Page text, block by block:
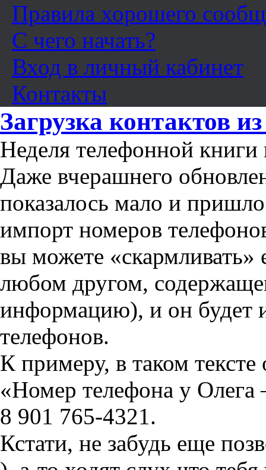
Правила хорошего
С чего начать?
Вход в личный кабинет
Контакты
Загрузка контактов
Неделя телефонной книги
Даже вчерашнего
показалось мало и
импорт номеров
вы можете
любом другом,
информацию), и он будет
телефонов.
К примеру, в таком
«Номер телефона у
8 901 765-4321.
Кстати, не забудь еще